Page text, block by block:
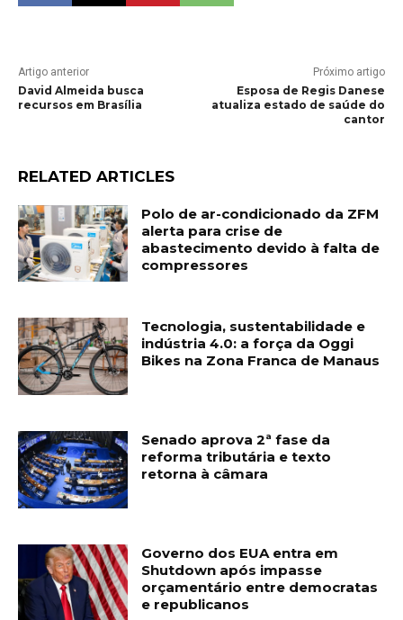
Artigo anterior
David Almeida busca
recursos em Brasília
Próximo artigo
Esposa de Regis Danese
atualiza estado de saúde do
cantor
RELATED ARTICLES
Polo de ar-condicionado da ZFM
alerta para crise de
abastecimento devido à falta de
compressores
Tecnologia, sustentabilidade e
indústria 4.0: a força da Oggi
Bikes na Zona Franca de Manaus
Senado aprova 2ª fase da
reforma tributária e texto
retorna à câmara
Governo dos EUA entra em
Shutdown após impasse
orçamentário entre democratas
e republicanos